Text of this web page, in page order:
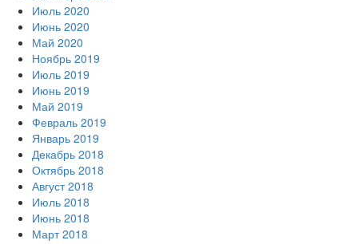
Июль 2020
Июнь 2020
Май 2020
Ноябрь 2019
Июль 2019
Июнь 2019
Май 2019
Февраль 2019
Январь 2019
Декабрь 2018
Октябрь 2018
Август 2018
Июль 2018
Июнь 2018
Март 2018